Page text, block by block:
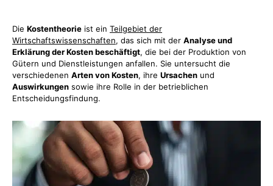
Die Kostentheorie ist ein Teilgebiet der
Wirtschaftswissenschaften, das sich mit der Analyse und
Erklärung der Kosten beschäftigt, die bei der Produktion von
Gütern und Dienstleistungen anfallen. Sie untersucht die
verschiedenen Arten von Kosten, ihre Ursachen und
Auswirkungen sowie ihre Rolle in der betrieblichen
Entscheidungsfindung.